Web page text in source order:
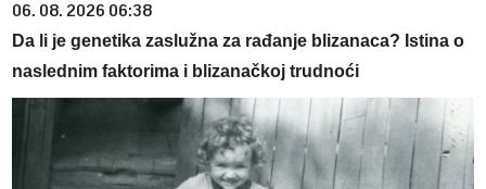
06. 08. 2026 06:38
Da li je genetika zaslužna za rađanje blizanaca? Istina o
naslednim faktorima i blizanačkoj trudnoći